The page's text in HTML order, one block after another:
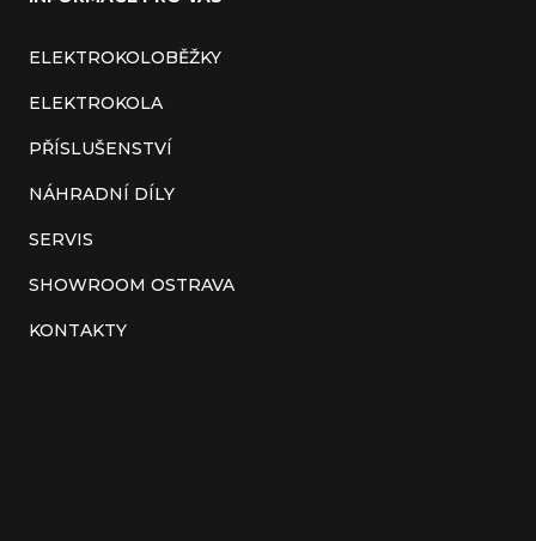
ELEKTROKOLOBĚŽKY
ELEKTROKOLA
PŘÍSLUŠENSTVÍ
NÁHRADNÍ DÍLY
SERVIS
SHOWROOM OSTRAVA
KONTAKTY